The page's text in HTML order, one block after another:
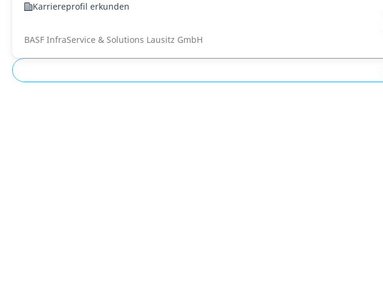
Karriereprofil erkunden
BASF InfraService & Solutions Lausitz GmbH